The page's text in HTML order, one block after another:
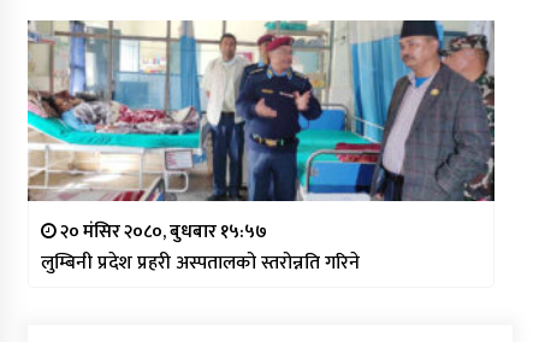
२० मंसिर २०८०, बुधबार १५:५७
लुम्बिनी प्रदेश प्रहरी अस्पतालको स्तरोन्नति गरिने